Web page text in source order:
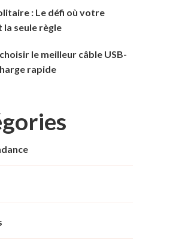
: Le défi où votre
la seule règle
le meilleur câble USB-
rapide